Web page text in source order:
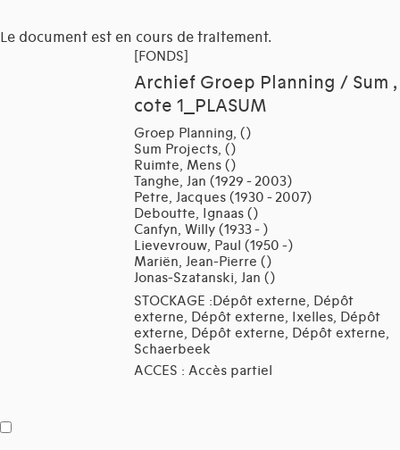
Le document est en cours de traitement.
[FONDS]
Archief Groep Planning / Sum ,
cote 1_PLASUM
Groep Planning, ()
Sum Projects, ()
Ruimte, Mens ()
Tanghe, Jan (1929 - 2003)
Petre, Jacques (1930 - 2007)
Deboutte, Ignaas ()
Canfyn, Willy (1933 - )
Lievevrouw, Paul (1950 -)
Mariën, Jean-Pierre ()
Jonas-Szatanski, Jan ()
STOCKAGE :Dépôt externe, Dépôt
externe, Dépôt externe, Ixelles, Dépôt
externe, Dépôt externe, Dépôt externe,
Schaerbeek
ACCES : Accès partiel